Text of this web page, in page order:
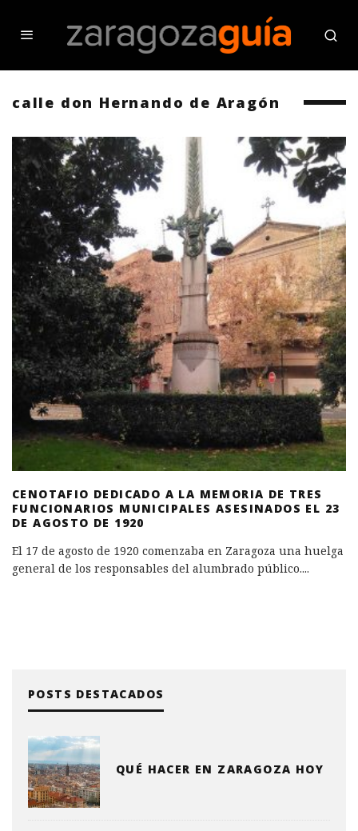
calle don Hernando de Aragón
CENOTAFIO DEDICADO A LA MEMORIA DE TRES
FUNCIONARIOS MUNICIPALES ASESINADOS EL 23
DE AGOSTO DE 1920
El 17 de agosto de 1920 comenzaba en Zaragoza una huelga
general de los responsables del alumbrado público....
POSTS DESTACADOS
QUÉ HACER EN ZARAGOZA HOY